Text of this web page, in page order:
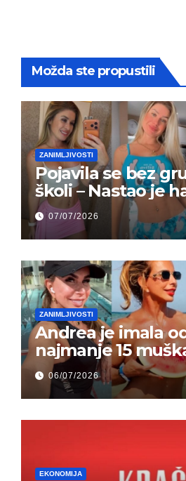
Možda ste propustili
ZANIMLJIVOSTI
Pojavila se bez
školi – Nastao je
grupi je majke
07/07/2026
ZANIMLJIVOSTI
Andrea je imala
najmanje 15
odjednom –
rekao…“ (FOTO)
06/07/2026
EKONOMIJA